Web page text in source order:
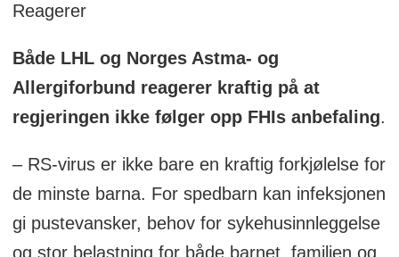
Reagerer
Både LHL og Norges Astma- og
Allergiforbund reagerer kraftig på at
regjeringen ikke følger opp FHIs anbefaling.
– RS-virus er ikke bare en kraftig forkjølelse for
de minste barna. For spedbarn kan infeksjonen
gi pustevansker, behov for sykehusinnleggelse
og stor belastning for både barnet, familien og